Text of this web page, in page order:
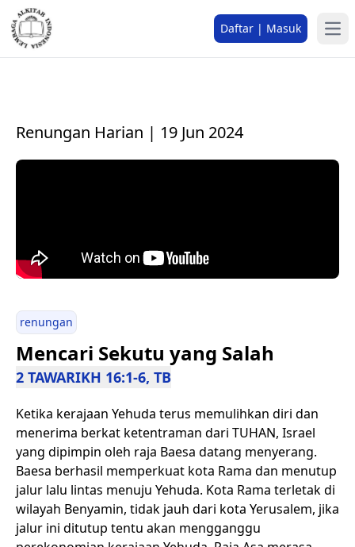
Daftar | Masuk
Renungan Harian | 19 Jun 2024
renungan
Mencari Sekutu yang Salah
2 TAWARIKH 16:1-6, TB
Ketika kerajaan Yehuda terus memulihkan diri dan
menerima berkat ketentraman dari TUHAN, Israel
yang dipimpin oleh raja Baesa datang menyerang.
Baesa berhasil memperkuat kota Rama dan menutup
jalur lalu lintas menuju Yehuda. Kota Rama terletak di
wilayah Benyamin, tidak jauh dari kota Yerusalem, jika
jalur ini ditutup tentu akan mengganggu